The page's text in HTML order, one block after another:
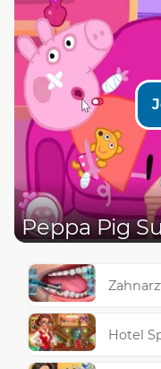
Peppa Pig
Hotel